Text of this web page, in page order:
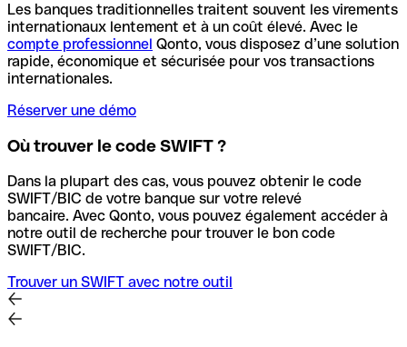
Les banques traditionnelles traitent souvent les virements
internationaux lentement et à un coût élevé. Avec le
compte professionnel Qonto, vous disposez d’une solution
rapide, économique et sécurisée pour vos transactions
internationales.
Réserver une démo
Où trouver le code SWIFT ?
Dans la plupart des cas, vous pouvez obtenir le code
SWIFT/BIC de votre banque sur votre relevé
bancaire. Avec Qonto, vous pouvez également accéder à
notre outil de recherche pour trouver le bon code
SWIFT/BIC.
Trouver un SWIFT avec notre outil